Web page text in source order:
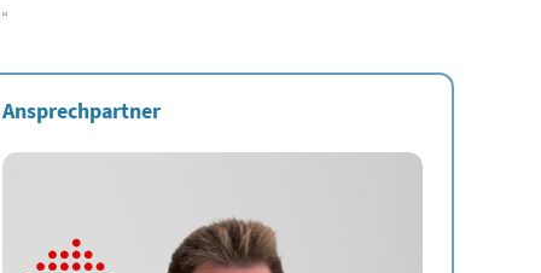
Ansprechpartner